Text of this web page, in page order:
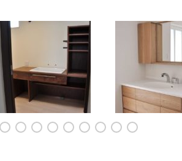
白い陶器のシンクとウォ
白い人造大理石